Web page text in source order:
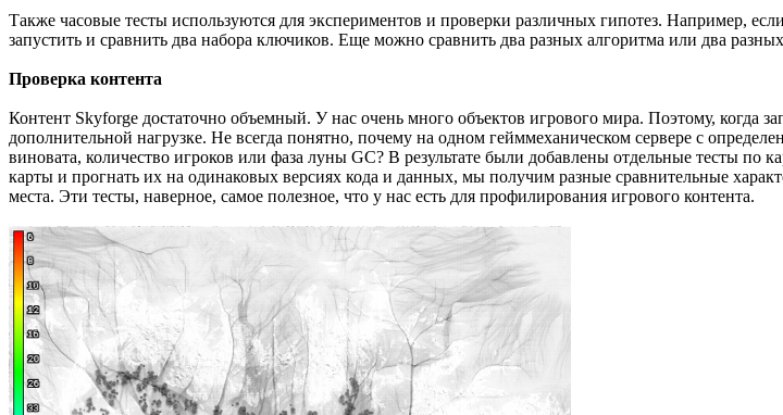
Также часовые тесты используются для экспериментов и проверки различных гипотез. Например,
запустить и сравнить два набора ключиков. Еще можно сравнить два разных алгоритма или два
Проверка контента
Контент Skyforge достаточно объемный. У нас очень много объектов игрового мира. Поэтому, когда
дополнительной нагрузке. Не всегда понятно, почему на одном гейммеханическом сервере с
виновата, количество игроков или фаза луны GC? В результате были добавлены отдельные тесты по
карты и прогнать их на одинаковых версиях кода и данных, мы получим разные сравнительные
места. Эти тесты, наверное, самое полезное, что у нас есть для профилирования игрового контента.